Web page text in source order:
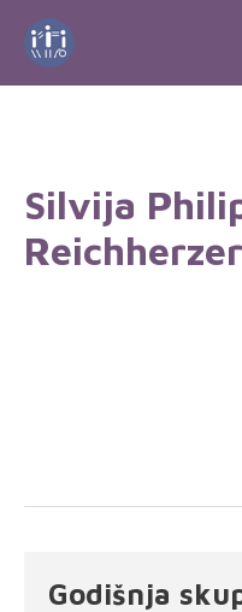
Silvija
Reichherzer
Godišnja